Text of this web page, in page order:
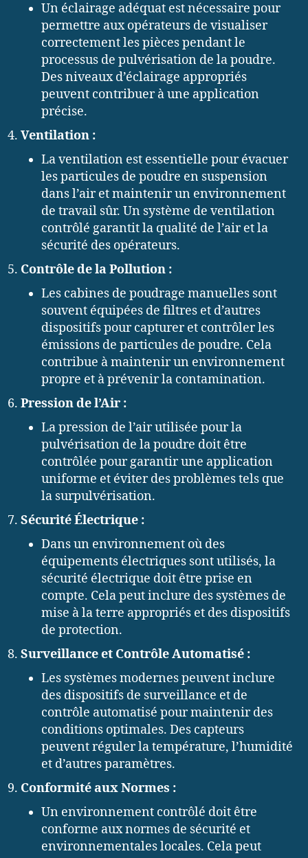
Un éclairage adéquat est nécessaire pour
permettre aux opérateurs de visualiser
correctement les pièces pendant le
processus de pulvérisation de la poudre.
Des niveaux d’éclairage appropriés
peuvent contribuer à une application
précise.
Ventilation :
La ventilation est essentielle pour évacuer
les particules de poudre en suspension
dans l’air et maintenir un environnement
de travail sûr. Un système de ventilation
contrôlé garantit la qualité de l’air et la
sécurité des opérateurs.
Contrôle de la Pollution :
Les cabines de poudrage manuelles sont
souvent équipées de filtres et d’autres
dispositifs pour capturer et contrôler les
émissions de particules de poudre. Cela
contribue à maintenir un environnement
propre et à prévenir la contamination.
Pression de l’Air :
La pression de l’air utilisée pour la
pulvérisation de la poudre doit être
contrôlée pour garantir une application
uniforme et éviter des problèmes tels que
la surpulvérisation.
Sécurité Électrique :
Dans un environnement où des
équipements électriques sont utilisés, la
sécurité électrique doit être prise en
compte. Cela peut inclure des systèmes de
mise à la terre appropriés et des dispositifs
de protection.
Surveillance et Contrôle Automatisé :
Les systèmes modernes peuvent inclure
des dispositifs de surveillance et de
contrôle automatisé pour maintenir des
conditions optimales. Des capteurs
peuvent réguler la température, l’humidité
et d’autres paramètres.
Conformité aux Normes :
Un environnement contrôlé doit être
conforme aux normes de sécurité et
environnementales locales. Cela peut